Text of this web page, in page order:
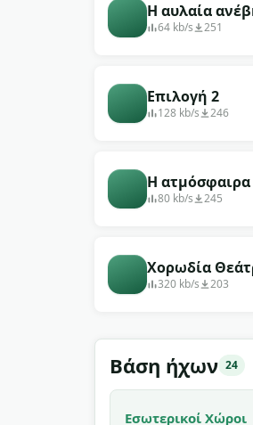
Η αυλαία
κοινό άρχισε να
64 kb/s 251
Επιλογή 2
128 kb/s 246
Η ατμόσφαιρα
θεάτρου πριν
80 kb/s 245
Χορωδία
Μπολσόι
320 kb/s 203
Βάση ήχων 24
Εσωτερικοί Χώροι